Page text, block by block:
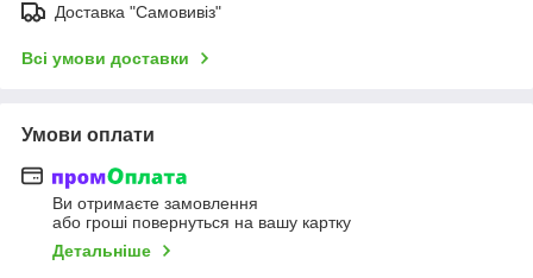
Доставка "Самовивіз"
Всі умови доставки
Умови оплати
Ви отримаєте замовлення
або гроші повернуться на вашу картку
Детальніше